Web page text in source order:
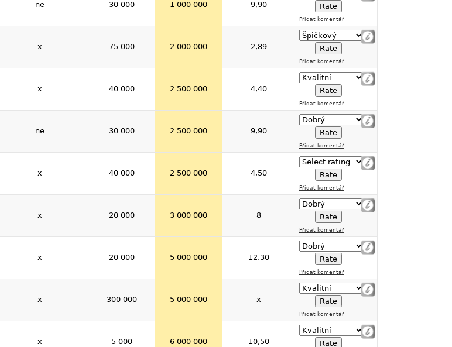
ne 30 000 1 000 000 9,90
Přidat komentář
x 75 000 2 000 000 2,89
Přidat komentář
x 40 000 2 500 000 4,40
Přidat komentář
ne 30 000 2 500 000 9,90
Přidat komentář
x 40 000 2 500 000 4,50
Přidat komentář
x 20 000 3 000 000 8
Přidat komentář
x 20 000 5 000 000 12,30
Přidat komentář
x 300 000 5 000 000 x
Přidat komentář
x 5 000 6 000 000 10,50